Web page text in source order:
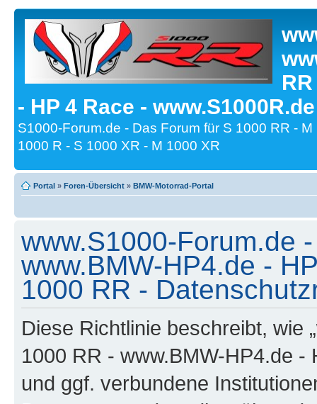
- HP 4 Race -
S1000-Forum.de - Das Forum für S 1000 RR -
1000 R - S 1000 XR - M 1000 XR
Portal » Foren-Übersicht » BMW-Motorrad-Portal
www.S1000-Forum.de
www.BMW-HP4.de -
1000 RR -
Diese Richtlinie beschreibt, wie
1000 RR - www.BMW-HP4.de -
und ggf. verbundene